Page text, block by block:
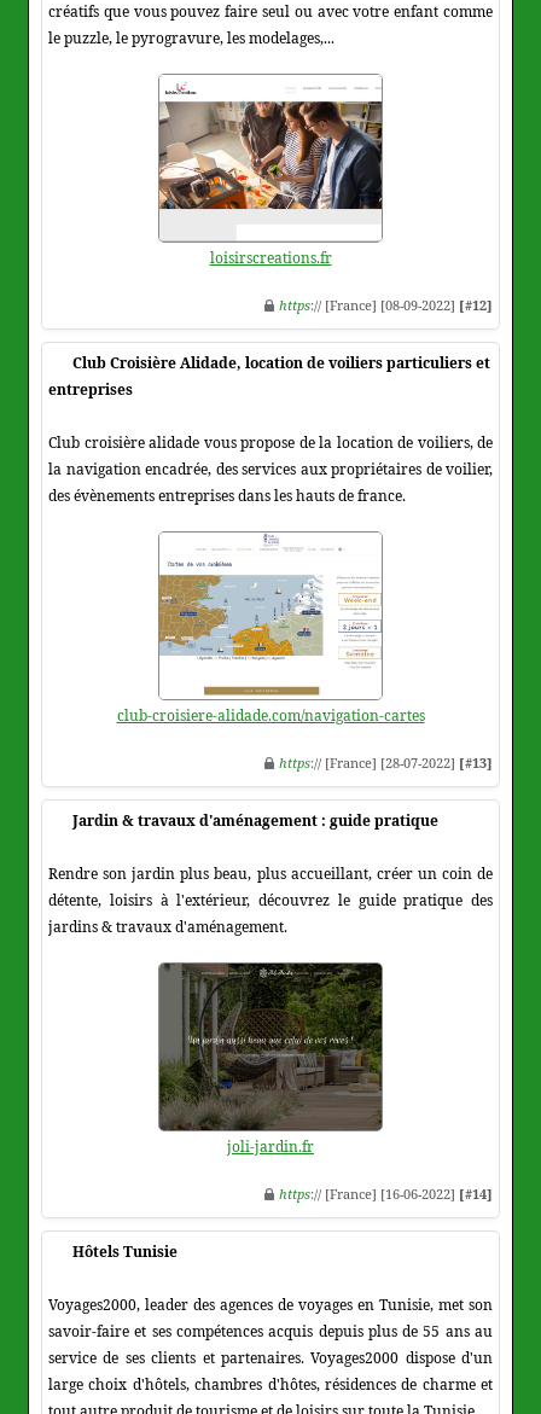
créatifs que vous pouvez faire seul ou avec votre enfant comme
le puzzle, le pyrogravure, les modelages,...
loisirscreations.fr
https:// [France] [08-09-2022] [#12]
Club Croisière Alidade, location de voiliers particuliers et
entreprises
Club croisière alidade vous propose de la location de voiliers, de
la navigation encadrée, des services aux propriétaires de voilier,
des évènements entreprises dans les hauts de france.
club-croisiere-alidade.com/navigation-cartes
https:// [France] [28-07-2022] [#13]
Jardin & travaux d'aménagement : guide pratique
Rendre son jardin plus beau, plus accueillant, créer un coin de
détente, loisirs à l'extérieur, découvrez le guide pratique des
jardins & travaux d'aménagement.
joli-jardin.fr
https:// [France] [16-06-2022] [#14]
Hôtels Tunisie
Voyages2000, leader des agences de voyages en Tunisie, met son
savoir-faire et ses compétences acquis depuis plus de 55 ans au
service de ses clients et partenaires. Voyages2000 dispose d'un
large choix d'hôtels, chambres d'hôtes, résidences de charme et